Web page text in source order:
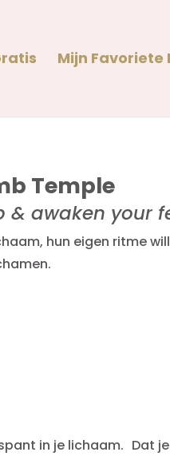
Mijn Favoriete
Temple
awaken your
hun eigen ritme
in je lichaam. Dat